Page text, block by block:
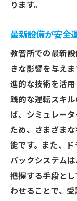
ります。
最新設備が安全
教習所での最新
きな影響を与え
進的な技術を活
践的な運転スキ
ば、シミュレー
ため、さまざま
能です。また、
バックシステム
把握する手段と
わせることで、